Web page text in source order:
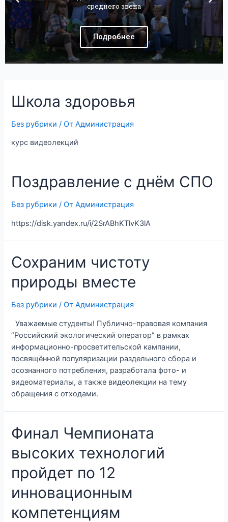
Школа здоровья
Без рубрики / От Администрация
курс видеолекций
Поздравление с днём СПО
Без рубрики / От Администрация
https://disk.yandex.ru/i/2SrABhKTlvK3lA
Сохраним чистоту
природы вместе
Без рубрики / От Администрация
Уважаемые студенты! Публично-правовая компания
“Российский экологический оператор” в рамках
информационно-просветительской кампании,
посвящённой популяризации раздельного сбора и
осознанного потребления, разработала фото- и
видеоматериалы, а также видеолекции на тему
обращения с отходами.
Финал Чемпионата
высоких технологий
пройдет по 12
инновационным
компетенциям